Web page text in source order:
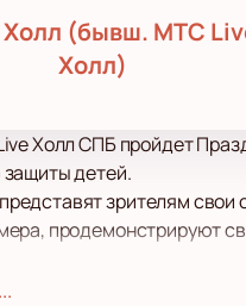
Холл (бывш. МТС
Холл)
Холл СПБ пройдет
детей.
зрителям свои
продемонстрируют
потрясающие